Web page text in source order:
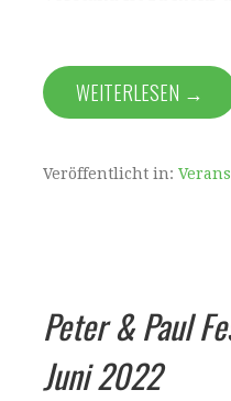
WEITERLESEN →
Veröffentlicht in:
Peter & Paul
Juni 2022